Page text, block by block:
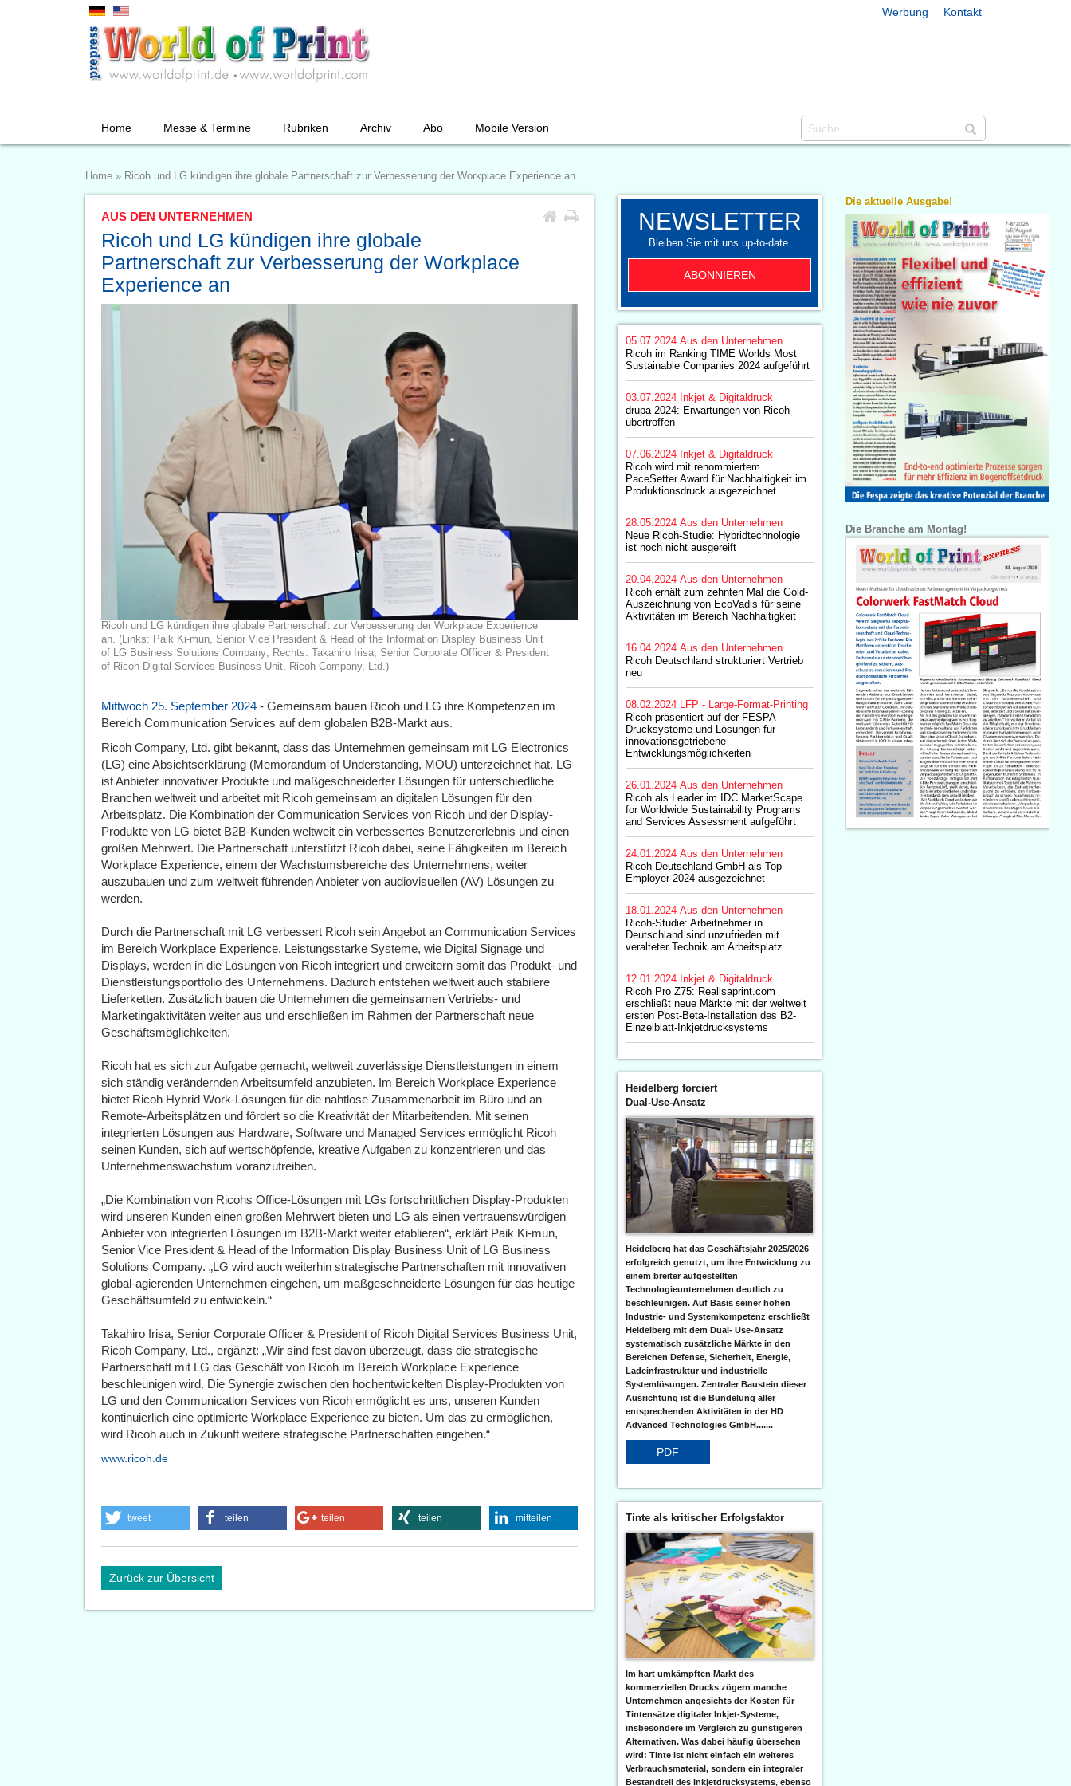
Werbung Kontakt
Home Messe & Termine Rubriken Archiv Abo Mobile Version
Home » Ricoh und LG kündigen ihre globale Partnerschaft zur Verbesserung der Workplace Experience an
AUS DEN UNTERNEHMEN
Ricoh und LG kündigen ihre globale
Partnerschaft zur Verbesserung der Workplace
Experience an
Ricoh und LG kündigen ihre globale Partnerschaft zur Verbesserung der Workplace Experience
an. (Links: Paik Ki-mun, Senior Vice President & Head of the Information Display Business Unit
of LG Business Solutions Company; Rechts: Takahiro Irisa, Senior Corporate Officer & President
of Ricoh Digital Services Business Unit, Ricoh Company, Ltd.)
Mittwoch 25. September 2024 - Gemeinsam bauen Ricoh und LG ihre Kompetenzen im
Bereich Communication Services auf dem globalen B2B-Markt aus.
Ricoh Company, Ltd. gibt bekannt, dass das Unternehmen gemeinsam mit LG Electronics
(LG) eine Absichtserklärung (Memorandum of Understanding, MOU) unterzeichnet hat. LG
ist Anbieter innovativer Produkte und maßgeschneiderter Lösungen für unterschiedliche
Branchen weltweit und arbeitet mit Ricoh gemeinsam an digitalen Lösungen für den
Arbeitsplatz. Die Kombination der Communication Services von Ricoh und der Display-
Produkte von LG bietet B2B-Kunden weltweit ein verbessertes Benutzererlebnis und einen
großen Mehrwert. Die Partnerschaft unterstützt Ricoh dabei, seine Fähigkeiten im Bereich
Workplace Experience, einem der Wachstumsbereiche des Unternehmens, weiter
auszubauen und zum weltweit führenden Anbieter von audiovisuellen (AV) Lösungen zu
werden.
Durch die Partnerschaft mit LG verbessert Ricoh sein Angebot an Communication Services
im Bereich Workplace Experience. Leistungsstarke Systeme, wie Digital Signage und
Displays, werden in die Lösungen von Ricoh integriert und erweitern somit das Produkt- und
Dienstleistungsportfolio des Unternehmens. Dadurch entstehen weltweit auch stabilere
Lieferketten. Zusätzlich bauen die Unternehmen die gemeinsamen Vertriebs- und
Marketingaktivitäten weiter aus und erschließen im Rahmen der Partnerschaft neue
Geschäftsmöglichkeiten.
Ricoh hat es sich zur Aufgabe gemacht, weltweit zuverlässige Dienstleistungen in einem
sich ständig verändernden Arbeitsumfeld anzubieten. Im Bereich Workplace Experience
bietet Ricoh Hybrid Work-Lösungen für die nahtlose Zusammenarbeit im Büro und an
Remote-Arbeitsplätzen und fördert so die Kreativität der Mitarbeitenden. Mit seinen
integrierten Lösungen aus Hardware, Software und Managed Services ermöglicht Ricoh
seinen Kunden, sich auf wertschöpfende, kreative Aufgaben zu konzentrieren und das
Unternehmenswachstum voranzutreiben.
„Die Kombination von Ricohs Office-Lösungen mit LGs fortschrittlichen Display-Produkten
wird unseren Kunden einen großen Mehrwert bieten und LG als einen vertrauenswürdigen
Anbieter von integrierten Lösungen im B2B-Markt weiter etablieren“, erklärt Paik Ki-mun,
Senior Vice President & Head of the Information Display Business Unit of LG Business
Solutions Company. „LG wird auch weiterhin strategische Partnerschaften mit innovativen
global-agierenden Unternehmen eingehen, um maßgeschneiderte Lösungen für das heutige
Geschäftsumfeld zu entwickeln.“
Takahiro Irisa, Senior Corporate Officer & President of Ricoh Digital Services Business Unit,
Ricoh Company, Ltd., ergänzt: „Wir sind fest davon überzeugt, dass die strategische
Partnerschaft mit LG das Geschäft von Ricoh im Bereich Workplace Experience
beschleunigen wird. Die Synergie zwischen den hochentwickelten Display-Produkten von
LG und den Communication Services von Ricoh ermöglicht es uns, unseren Kunden
kontinuierlich eine optimierte Workplace Experience zu bieten. Um das zu ermöglichen,
wird Ricoh auch in Zukunft weitere strategische Partnerschaften eingehen.“
www.ricoh.de
tweet teilen teilen teilen mitteilen
Zurück zur Übersicht
NEWSLETTER
Bleiben Sie mit uns up-to-date.
ABONNIEREN
05.07.2024 Aus den Unternehmen
Ricoh im Ranking TIME Worlds Most
Sustainable Companies 2024 aufgeführt
03.07.2024 Inkjet & Digitaldruck
drupa 2024: Erwartungen von Ricoh
übertroffen
07.06.2024 Inkjet & Digitaldruck
Ricoh wird mit renommiertem
PaceSetter Award für Nachhaltigkeit im
Produktionsdruck ausgezeichnet
28.05.2024 Aus den Unternehmen
Neue Ricoh-Studie: Hybridtechnologie
ist noch nicht ausgereift
20.04.2024 Aus den Unternehmen
Ricoh erhält zum zehnten Mal die Gold-
Auszeichnung von EcoVadis für seine
Aktivitäten im Bereich Nachhaltigkeit
16.04.2024 Aus den Unternehmen
Ricoh Deutschland strukturiert Vertrieb
neu
08.02.2024
LFP - Large-Format-Printing
Ricoh präsentiert auf der FESPA
Drucksysteme und Lösungen für
innovationsgetriebene
Entwicklungsmöglichkeiten
26.01.2024 Aus den Unternehmen
Ricoh als Leader im IDC MarketScape
for Worldwide Sustainability Programs
and Services Assessment aufgeführt
24.01.2024 Aus den Unternehmen
Ricoh Deutschland GmbH als Top
Employer 2024 ausgezeichnet
18.01.2024 Aus den Unternehmen
Ricoh-Studie: Arbeitnehmer in
Deutschland sind unzufrieden mit
veralteter Technik am Arbeitsplatz
12.01.2024 Inkjet & Digitaldruck
Ricoh Pro Z75: Realisaprint.com
erschließt neue Märkte mit der weltweit
ersten Post-Beta-Installation des B2-
Einzelblatt-Inkjetdrucksystems
Heidelberg forciert
Dual-Use-Ansatz
Heidelberg hat das Geschäftsjahr 2025/2026
erfolgreich genutzt, um ihre Entwicklung zu
einem breiter aufgestellten
Technologieunternehmen deutlich zu
beschleunigen. Auf Basis seiner hohen
Industrie- und Systemkompetenz erschließt
Heidelberg mit dem Dual- Use-Ansatz
systematisch zusätzliche Märkte in den
Bereichen Defense, Sicherheit, Energie,
Ladeinfrastruktur und industrielle
Systemlösungen. Zentraler Baustein dieser
Ausrichtung ist die Bündelung aller
entsprechenden Aktivitäten in der HD
Advanced Technologies GmbH.......
PDF
Tinte als kritischer Erfolgsfaktor
Im hart umkämpften Markt des
kommerziellen Drucks zögern manche
Unternehmen angesichts der Kosten für
Tintensätze digitaler Inkjet-Systeme,
insbesondere im Vergleich zu günstigeren
Alternativen. Was dabei häufig übersehen
wird: Tinte ist nicht einfach ein weiteres
Verbrauchsmaterial, sondern ein integraler
Bestandteil des Inkjetdrucksystems, ebenso
Die aktuelle Ausgabe!
Die Branche am Montag!